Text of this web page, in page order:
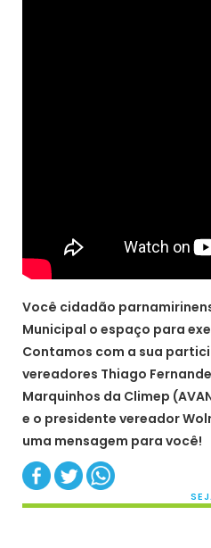
Você cidadão
Municipal o espaço para
Contamos com a sua
vereadores Thiago
Marquinhos da Climep
e o presidente vereador
uma mensagem para você!